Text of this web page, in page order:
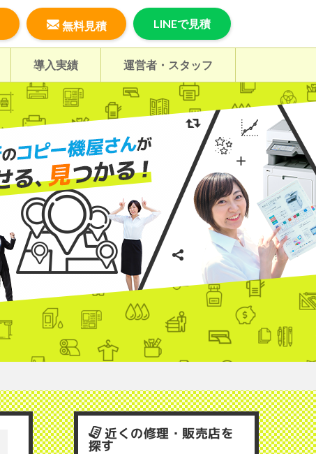
無料見積 LINEで見積
導入実績 運営者・スタッフ
近くの修理・販売店を
探す